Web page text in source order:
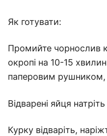
Як готувати:
Промийте чорнослив
окропі на 10-15
паперовим рушником,
Відварені яйця
Курку відваріть,